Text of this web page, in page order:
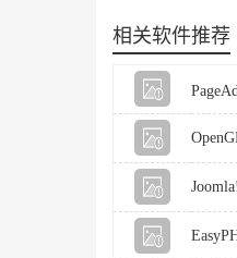
相关软件推荐